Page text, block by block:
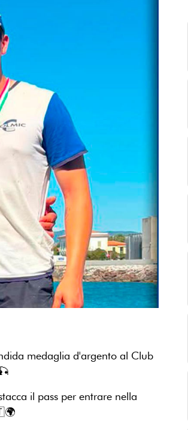
medaglia d'argento al Club
il pass per entrare nella